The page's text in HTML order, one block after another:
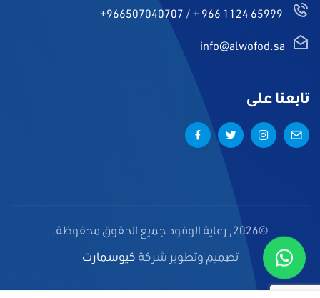
+ 966 1124 65999
/
+966507040707
info@alwofod.sa
تابعنا على
©2026, رعاية الوفود جميع الحقوق محفوظة.
تصميم وتطوير شركة كيوسمارت